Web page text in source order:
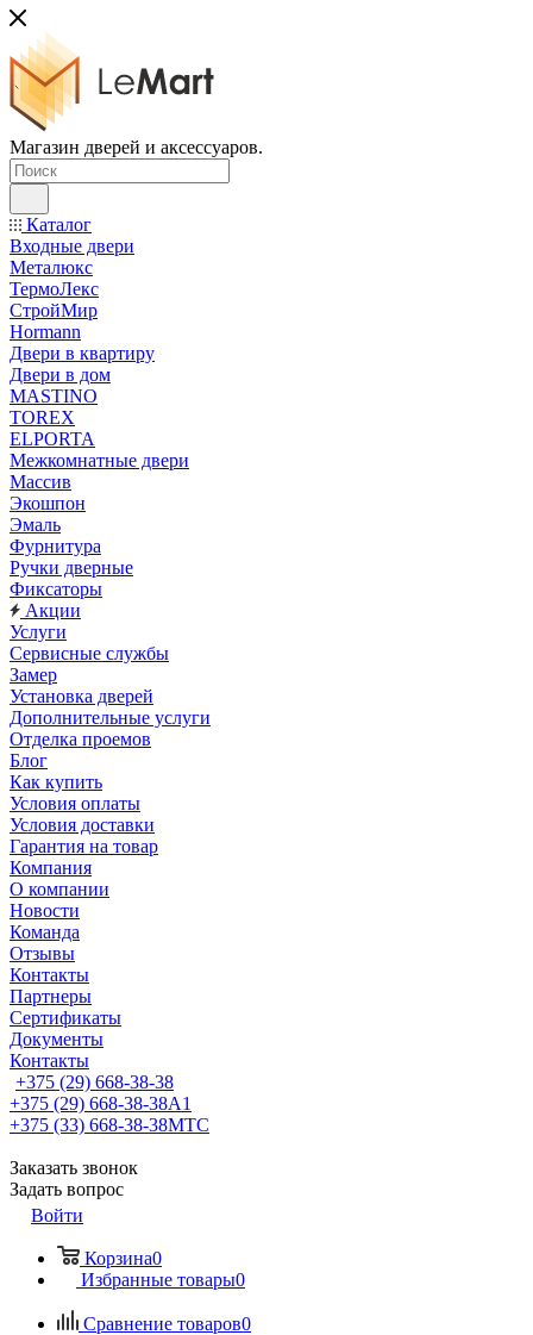
Магазин дверей и аксессуаров.
Каталог
Входные двери
Металюкс
ТермоЛекс
СтройМир
Hormann
Двери в квартиру
Двери в дом
MASTINO
TOREX
ELPORTA
Межкомнатные двери
Массив
Экошпон
Эмаль
Фурнитура
Ручки дверные
Фиксаторы
Акции
Услуги
Сервисные службы
Замер
Установка дверей
Дополнительные услуги
Отделка проемов
Блог
Как купить
Условия оплаты
Условия доставки
Гарантия на товар
Компания
О компании
Новости
Команда
Отзывы
Контакты
Партнеры
Сертификаты
Документы
Контакты
+375 (29) 668-38-38
+375 (29) 668-38-38A1
+375 (33) 668-38-38МТС
Заказать звонок
Задать вопрос
Войти
Корзина0
Избранные товары0
Сравнение товаров0